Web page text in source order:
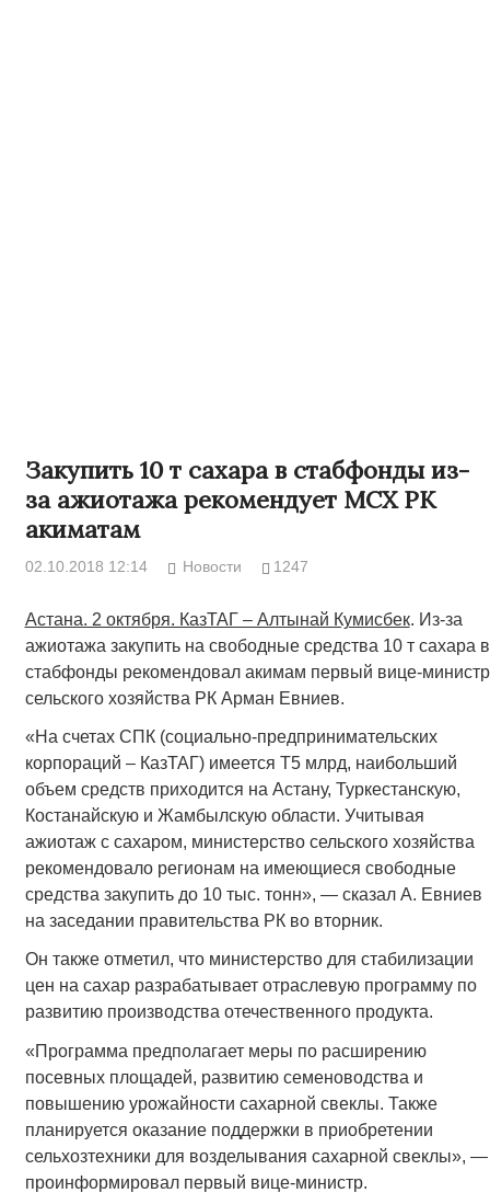
Закупить 10 т сахара в стабфонды из-
за ажиотажа рекомендует МСХ РК
акиматам
02.10.2018 12:14 Новости 1247
Астана. 2 октября. КазТАГ – Алтынай Кумисбек. Из-за
ажиотажа закупить на свободные средства 10 т сахара в
стабфонды рекомендовал акимам первый вице-министр
сельского хозяйства РК Арман Евниев.
«На счетах СПК (социально-предпринимательских
корпораций – КазТАГ) имеется Т5 млрд, наибольший
объем средств приходится на Астану, Туркестанскую,
Костанайскую и Жамбылскую области. Учитывая
ажиотаж с сахаром, министерство сельского хозяйства
рекомендовало регионам на имеющиеся свободные
средства закупить до 10 тыс. тонн», — сказал А. Евниев
на заседании правительства РК во вторник.
Он также отметил, что министерство для стабилизации
цен на сахар разрабатывает отраслевую программу по
развитию производства отечественного продукта.
«Программа предполагает меры по расширению
посевных площадей, развитию семеноводства и
повышению урожайности сахарной свеклы. Также
планируется оказание поддержки в приобретении
сельхозтехники для возделывания сахарной свеклы», —
проинформировал первый вице-министр.